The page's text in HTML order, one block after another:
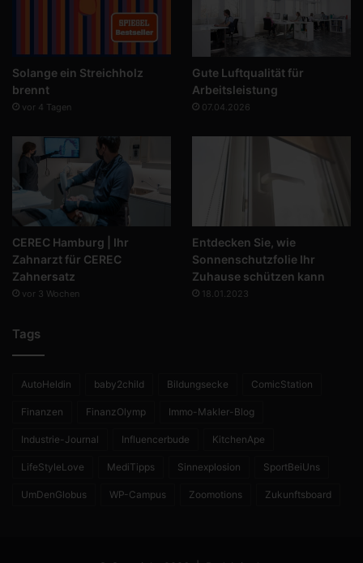
Solange ein Streichholz
brennt
vor 4 Tagen
Gute Luftqualität für
Arbeitsleistung
07.04.2026
CEREC Hamburg | Ihr
Zahnarzt für CEREC
Zahnersatz
vor 3 Wochen
Entdecken Sie, wie
Sonnenschutzfolie Ihr
Zuhause schützen kann
18.01.2023
Tags
AutoHeldin baby2child Bildungsecke ComicStation
Finanzen FinanzOlymp Immo-Makler-Blog
Industrie-Journal Influencerbude KitchenApe
LifeStyleLove MediTipps Sinnexplosion SportBeiUns
UmDenGlobus WP-Campus Zoomotions Zukunftsboard